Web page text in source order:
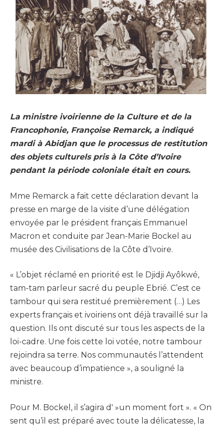
La ministre ivoirienne de la Culture et de la
Francophonie, Françoise Remarck, a indiqué
mardi à Abidjan que le processus de restitution
des objets culturels pris à la Côte d’Ivoire
pendant la période coloniale était en cours.
Mme Remarck a fait cette déclaration devant la
presse en marge de la visite d’une délégation
envoyée par le président français Emmanuel
Macron et conduite par Jean-Marie Bockel au
musée des Civilisations de la Côte d’Ivoire.
« L’objet réclamé en priorité est le Djidji Ayôkwé,
tam-tam parleur sacré du peuple Ebrié. C’est ce
tambour qui sera restitué premièrement (…) Les
experts français et ivoiriens ont déjà travaillé sur la
question. Ils ont discuté sur tous les aspects de la
loi-cadre. Une fois cette loi votée, notre tambour
rejoindra sa terre. Nos communautés l’attendent
avec beaucoup d’impatience », a souligné la
ministre.
Pour M. Bockel, il s’agira d' »un moment fort ». « On
sent qu’il est préparé avec toute la délicatesse, la